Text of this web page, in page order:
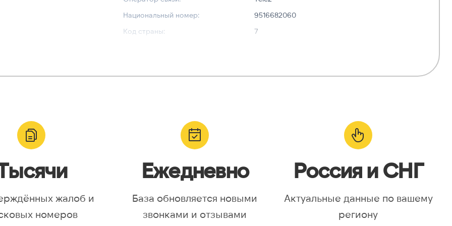
Национальный номер:
9516682060
Код страны:
7
Asia/Yekaterinburg,
Moscow, Europe/Samara
Валидный номер:
✓ Да
жалоб и
номеров
Ежедневно
База обновляется новыми
звонками и отзывами
Россия и СНГ
Актуальные данные по вашему
региону